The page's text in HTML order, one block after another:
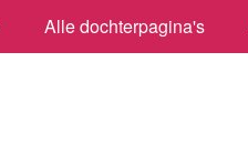
Alle dochterpagina's